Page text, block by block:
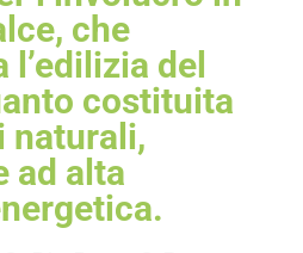
che
del
costituita
naturali,
ad alta